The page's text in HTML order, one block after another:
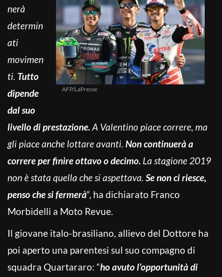
AFP/LaPresse
nerà
determin
ati
movimen
ti. Tutto
dipende
dal suo
livello di prestazione.A Valentino piace correre, ma
gli piace anche lottare avanti. Non continuerà a
correre per finire ottavo o decimo. La stagione 2019
non è stata quella che si aspettava. Se non ci riesce,
penso che si fermerà“, ha dichiarato Franco
Morbidelli a Moto Revue.
Il giovane italo-brasiliano, allievo del Dottore ha
poi aperto una parentesi sul suo compagno di
squadra Quartararo: “ho avuto l’opportunità di